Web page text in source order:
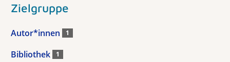
Zielgruppe
Autor*innen 1
Bibliothek 1